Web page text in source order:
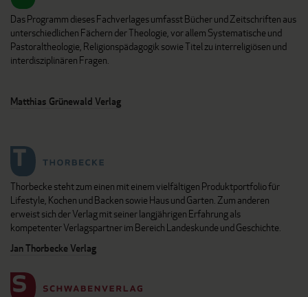
Das Programm dieses Fachverlages umfasst Bücher und Zeitschriften aus
unterschiedlichen Fächern der Theologie, vor allem Systematische und
Pastoraltheologie, Religionspädagogik sowie Titel zu interreligiösen und
interdisziplinären Fragen.
Matthias Grünewald Verlag
Thorbecke steht zum einen mit einem vielfältigen Produktportfolio für
Lifestyle, Kochen und Backen sowie Haus und Garten. Zum anderen
erweist sich der Verlag mit seiner langjährigen Erfahrung als
kompetenter Verlagspartner im Bereich Landeskunde und Geschichte.
Jan Thorbecke Verlag